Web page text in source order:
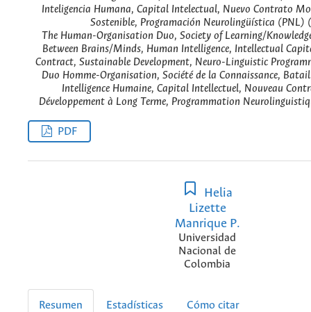
Inteligencia Humana, Capital Intelectual, Nuevo Contrato
Sostenible, Programación Neurolingüística (PNL)
The Human-Organisation Duo, Society of Learning/
Between Brains/Minds, Human Intelligence, Intellectual
Contract, Sustainable Development, Neuro-Linguistic
Duo Homme-Organisation, Société de la Connaissance,
Intelligence Humaine, Capital Intellectuel, Nouveau
Développement à Long Terme, Programmation
PDF
Helia
Lizette
Manrique P.
Universidad
Nacional de
Colombia
Resumen Estadísticas Cómo citar